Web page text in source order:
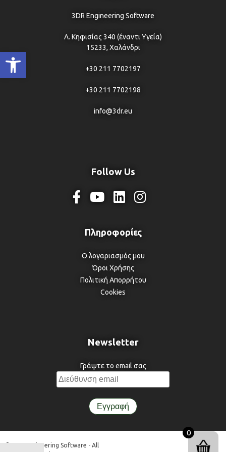
Ανοίξτε τη γραμμή εργαλείων
3DR Engineering Software
Λ. Κηφισίας 340 (έναντι Υγεία)
15233, Χαλάνδρι
+30 211 7702197
+30 211 7702198
info@3dr.eu
Follow Us
Ο λογαριασμός μου
Όροι Χρήσης
Πολιτική Απορρήτου
Cookies
Newsletter
Γράψτε το email σας
© 3DR Engineering Software - All
0